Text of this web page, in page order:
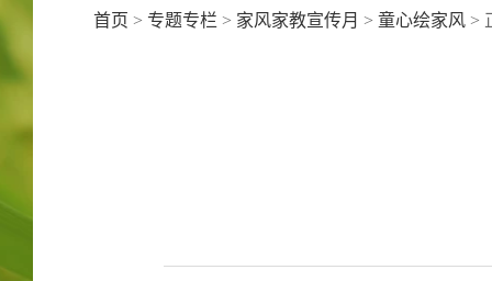
首页 > 专题专栏 > 家风家教宣传月 >童心绘家风 >